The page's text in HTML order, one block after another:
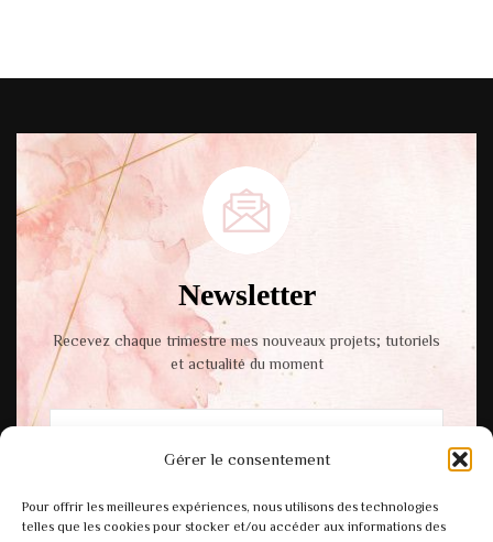
Gérer le consentement
Pour offrir les meilleures expériences, nous utilisons des technologies
telles que les cookies pour stocker et/ou accéder aux informations des
Newsletter
Recevez chaque trimestre mes nouveaux projets; tutoriels
et actualité du moment
politique de confidentialité.